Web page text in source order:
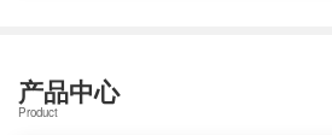
产品中心
Product